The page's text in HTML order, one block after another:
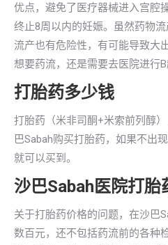
优点，避免了医疗器械进入宫腔
终止8周以内的妊娠。虽然药物
流产也有危险性，有可能导致大
想要药流，还是需要去医院进行B
打胎药多少钱
打胎药（米非司酮+米索前列醇
巴Sabah购买打胎药，如果不出
就可以买到。
沙巴Sabah医院打胎
关于打胎药价格的问题，在沙巴
数百元，还不包括药流前的各种